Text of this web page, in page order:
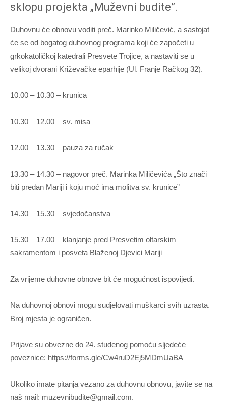
sklopu projekta „Muževni budite”.
Duhovnu će obnovu voditi preč. Marinko Miličević, a sastojat
će se od bogatog duhovnog programa koji će započeti u
grkokatoličkoj katedrali Presvete Trojice, a nastaviti se u
velikoj dvorani Križevačke eparhije (Ul. Franje Račkog 32).
10.00 – 10.30 – krunica
10.30 – 12.00 – sv. misa
12.00 – 13.30 – pauza za ručak
13.30 – 14.30 – nagovor preč. Marinka Miličevića „Što znači
biti predan Mariji i koju moć ima molitva sv. krunice”
14.30 – 15.30 – svjedočanstva
15.30 – 17.00 – klanjanje pred Presvetim oltarskim
sakramentom i posveta Blaženoj Djevici Mariji
Za vrijeme duhovne obnove bit će mogućnost ispovijedi.
Na duhovnoj obnovi mogu sudjelovati muškarci svih uzrasta.
Broj mjesta je ograničen.
Prijave su obvezne do 24. studenog pomoću sljedeće
poveznice: https://forms.gle/Cw4ruD2Ej5MDmUaBA
Ukoliko imate pitanja vezano za duhovnu obnovu, javite se na
naš mail: muzevnibudite@gmail.com.